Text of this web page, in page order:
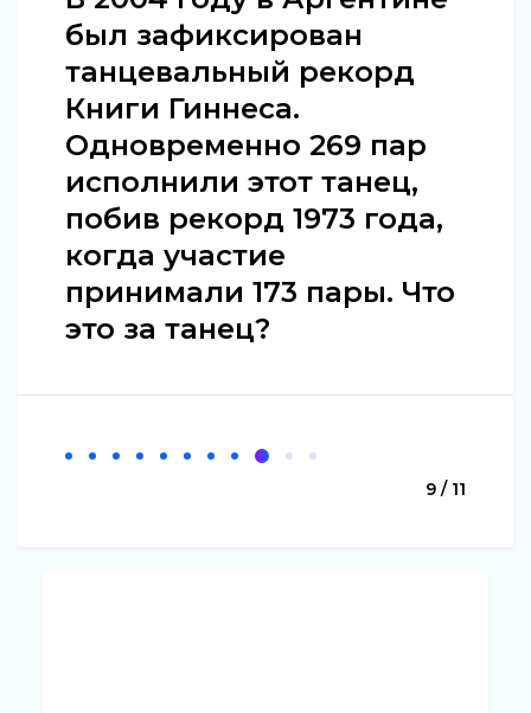
был зафиксирован
танцевальный рекорд
Книги Гиннеса.
Одновременно 269 пар
исполнили этот танец,
побив рекорд 1973 года,
когда участие
принимали 173 пары. Что
это за танец?
9 / 11